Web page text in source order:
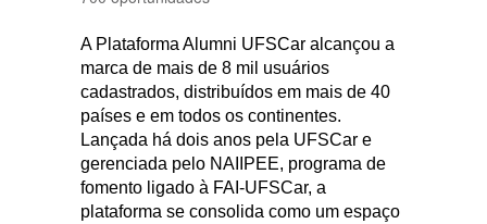
A Plataforma Alumni UFSCar alcançou a
marca de mais de 8 mil usuários
cadastrados, distribuídos em mais de 40
países e em todos os continentes.
Lançada há dois anos pela UFSCar e
gerenciada pelo NAIIPEE, programa de
fomento ligado à FAI-UFSCar, a
plataforma se consolida como um espaço